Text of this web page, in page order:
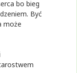
bo bieg
Być
może